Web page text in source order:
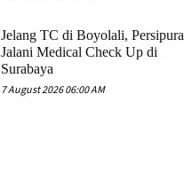
Jelang TC di Boyolali, Persipura
Jalani Medical Check Up di
Surabaya
7 August 2026 06:00 AM